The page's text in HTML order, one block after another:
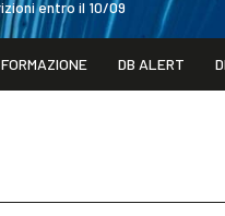
entro il 10/09
WEBINAR /
DB ALERT